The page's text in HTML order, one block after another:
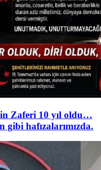
Zaferi 10 yıl oldu…
gibi hafızalarımızda.